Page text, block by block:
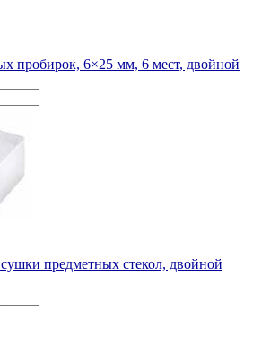
пробирок, 6×25 мм, 6 мест, двойной
предметных стекол, двойной